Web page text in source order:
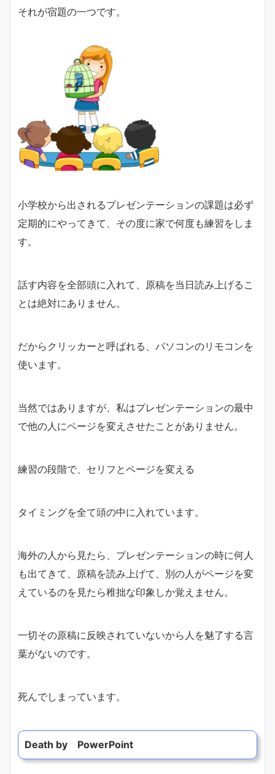
それが宿題の一つです。
小学校から出されるプレゼンテーションの課題は必ず
定期的にやってきて、その度に家で何度も練習をしま
す。
話す内容を全部頭に入れて、原稿を当日読み上げるこ
とは絶対にありません。
だからクリッカーと呼ばれる、パソコンのリモコンを
使います。
当然ではありますが、私はプレゼンテーションの最中
で他の人にページを変えさせたことがありません。
練習の段階で、セリフとページを変える
タイミングを全て頭の中に入れています。
海外の人から見たら、プレゼンテーションの時に何人
も出てきて、原稿を読み上げて、別の人がページを変
えているのを見たら稚拙な印象しか覚えません。
一切その原稿に反映されていないから人を魅了する言
葉がないのです。
死んでしまっています。
Death by PowerPoint